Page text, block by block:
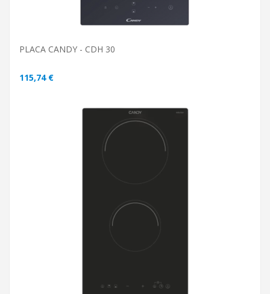
PLACA CANDY - CDH 30
115,74 €